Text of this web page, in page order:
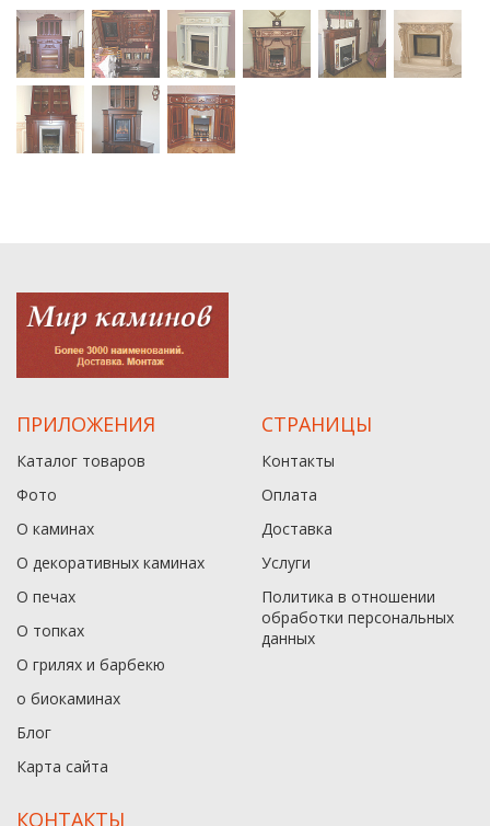
ПРИЛОЖЕНИЯ
Каталог товаров
Фото
О каминах
О декоративных каминах
О печах
О топках
О грилях и барбекю
о биокаминах
Блог
Карта сайта
СТРАНИЦЫ
Контакты
Оплата
Доставка
Услуги
Политика в отношении
обработки персональных
данныx
КОНТАКТЫ